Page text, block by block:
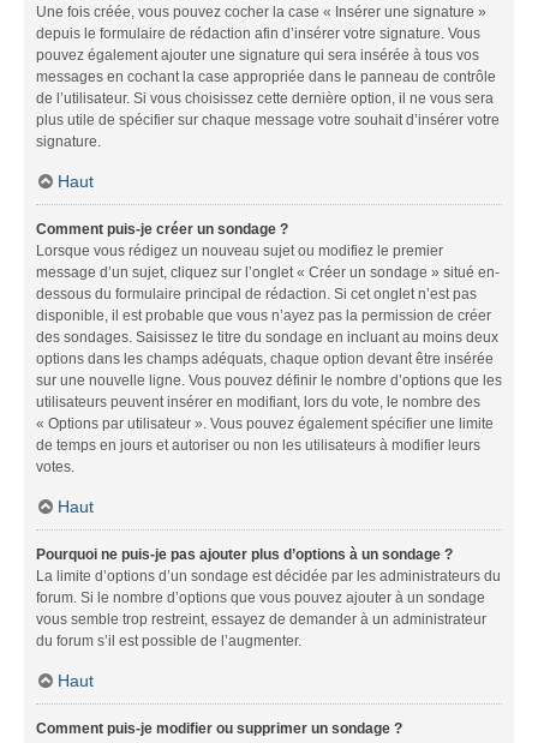
Une fois créée, vous pouvez cocher la case « Insérer une signature »
depuis le formulaire de rédaction afin d’insérer votre signature. Vous
pouvez également ajouter une signature qui sera insérée à tous vos
messages en cochant la case appropriée dans le panneau de contrôle
de l’utilisateur. Si vous choisissez cette dernière option, il ne vous sera
plus utile de spécifier sur chaque message votre souhait d’insérer votre
signature.
Haut
Comment puis-je créer un sondage ?
Lorsque vous rédigez un nouveau sujet ou modifiez le premier
message d’un sujet, cliquez sur l’onglet « Créer un sondage » situé en-
dessous du formulaire principal de rédaction. Si cet onglet n’est pas
disponible, il est probable que vous n’ayez pas la permission de créer
des sondages. Saisissez le titre du sondage en incluant au moins deux
options dans les champs adéquats, chaque option devant être insérée
sur une nouvelle ligne. Vous pouvez définir le nombre d’options que les
utilisateurs peuvent insérer en modifiant, lors du vote, le nombre des
« Options par utilisateur ». Vous pouvez également spécifier une limite
de temps en jours et autoriser ou non les utilisateurs à modifier leurs
votes.
Haut
Pourquoi ne puis-je pas ajouter plus d’options à un sondage ?
La limite d’options d’un sondage est décidée par les administrateurs du
forum. Si le nombre d’options que vous pouvez ajouter à un sondage
vous semble trop restreint, essayez de demander à un administrateur
du forum s’il est possible de l’augmenter.
Haut
Comment puis-je modifier ou supprimer un sondage ?